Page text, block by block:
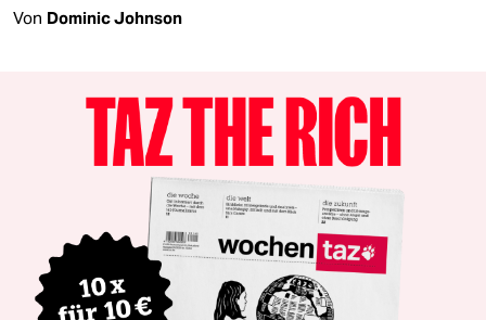
Von Dominic Johnson